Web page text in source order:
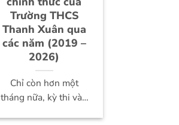
Trường THCS
Thanh Xuân qua
các năm (2019 –
2026)
Chỉ còn hơn một
tháng nữa, kỳ thi vào